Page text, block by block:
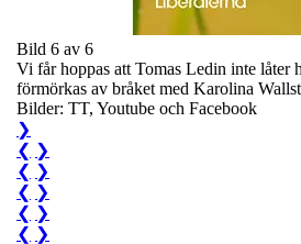
Bild 6 av 6
Vi får hoppas att Tomas Ledin inte låter
förmörkas av bråket med Karolina
Bilder: TT, Youtube och Facebook
❯
❮ ❯
❮ ❯
❮ ❯
❮ ❯
❮ ❯